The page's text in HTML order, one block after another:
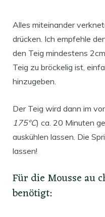
Alles miteinander
drücken. Ich empfehle
den Teig mindestens
Teig zu bröckelig ist,
hinzugeben.
Der Teig wird dann im
175°C) ca. 20 Minuten
auskühlen lassen. Die
lassen!
Für die Mousse au
benötigt: